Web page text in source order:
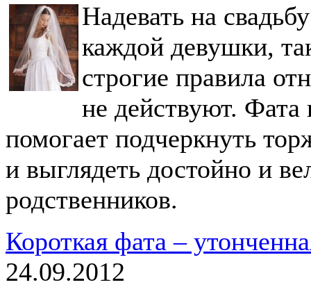
Надевать на
каждой девушки,
строгие правила
не действуют. Фата
помогает подчеркнуть
и выглядеть достойно и
родственников.
Короткая фата –
24.09.2012